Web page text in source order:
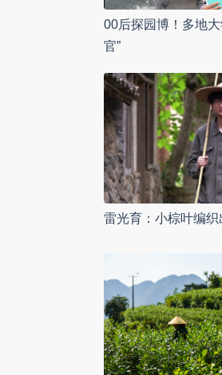
00后探园博！多地
官”
雷光育：小棕叶编织